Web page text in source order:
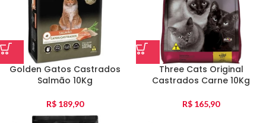
Golden Gatos Castrados
Salmão 10Kg
R$ 189,90
Three Cats Original
Castrados Carne 10Kg
R$ 165,90